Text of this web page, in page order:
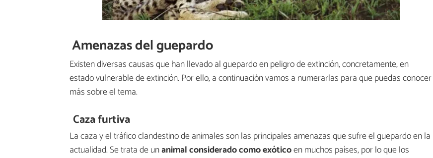
Amenazas del guepardo
Existen diversas causas que han llevado al guepardo en peligro de extinción, concretamente, en
estado vulnerable de extinción. Por ello, a continuación vamos a numerarlas para que puedas conocer
más sobre el tema.
Caza furtiva
La caza y el tráfico clandestino de animales son las principales amenazas que sufre el guepardo en la
actualidad. Se trata de unanimal considerado como exóticoen muchos países, por lo que los